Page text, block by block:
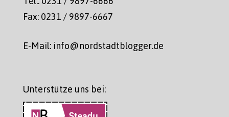
Fax: 0231 / 9897-6667
E-Mail: info@nordstadtblogger.de
Unterstütze uns bei: